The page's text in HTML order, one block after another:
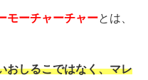
モーチャーチャーとは、
おしるこではなく、マレ